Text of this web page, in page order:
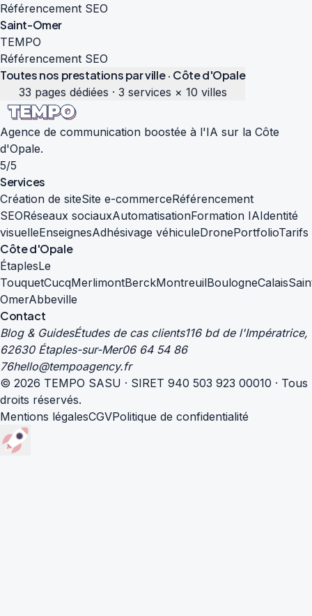
Référencement SEO
Saint-Omer
TEMPO
Référencement SEO
Toutes nos prestations par ville · Côte d'Opale
33 pages dédiées · 3 services × 10 villes
Agence de communication boostée à l'IA sur la Côte
d'Opale.
5/5
Services
Création de siteSite e-commerceRéférencement
SEORéseaux sociauxAutomatisationFormation IAIdentité
visuelleEnseignesAdhésivage véhiculeDronePortfolioTarifs
Côte d'Opale
ÉtaplesLe
TouquetCucqMerlimontBerckMontreuilBoulogneCalais
OmerAbbeville
Contact
Blog & GuidesÉtudes de cas clients116 bd de l'Impératrice,
62630 Étaples-sur-Mer06 64 54 86
76hello@tempoagency.fr
© 2026 TEMPO SASU · SIRET 940 503 923 00010 · Tous
droits réservés.
Mentions légalesCGVPolitique de confidentialité